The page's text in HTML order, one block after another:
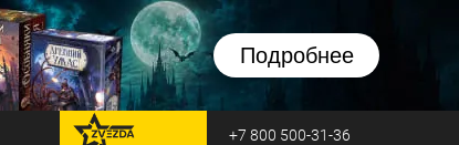
Подробнее
перейти на Zvezda +7 800 500-31-36